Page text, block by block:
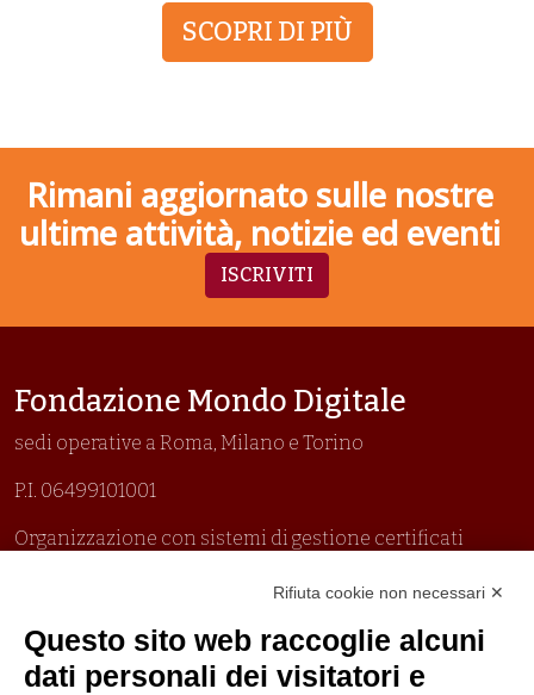
SCOPRI DI PIÙ
Rimani aggiornato sulle nostre
ultime attività, notizie ed eventi
ISCRIVITI
Fondazione Mondo Digitale
sedi operative a Roma, Milano e Torino
P.I. 06499101001
Organizzazione con sistemi di gestione certificati
Politica per la parità di genere
Politica antibullismo
Rifiuta cookie non necessari ✕
Questo sito web raccoglie alcuni
dati personali dei visitatori e